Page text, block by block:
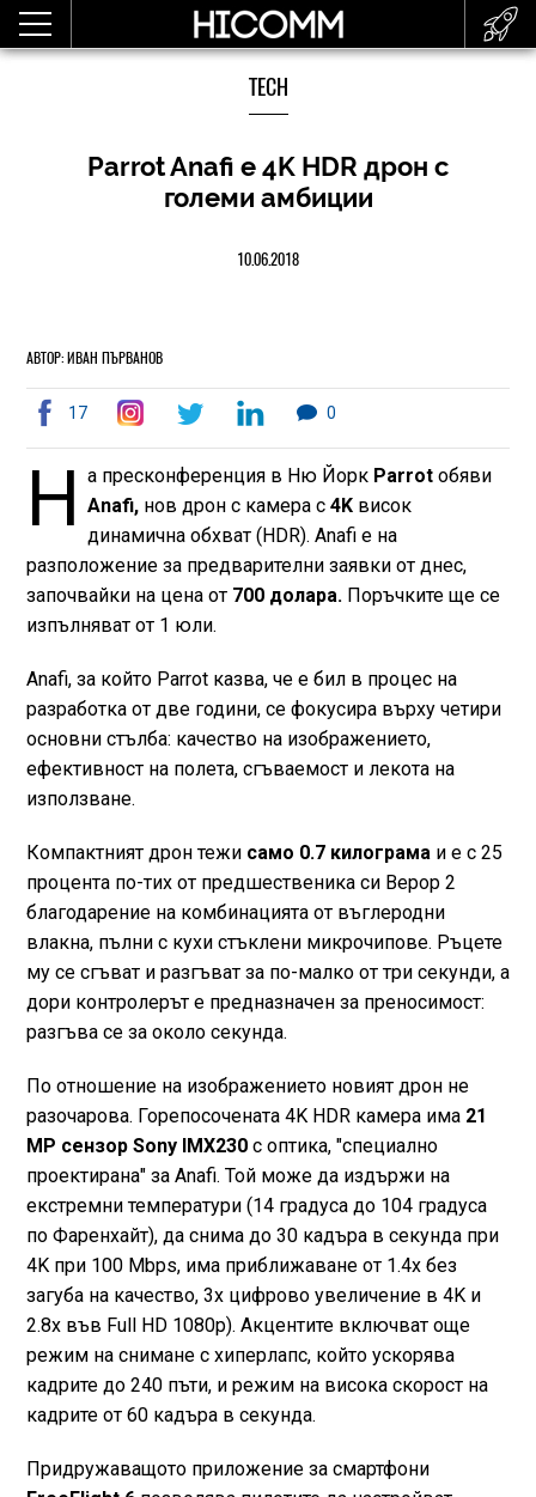
TECH
Parrot Anafi е 4K HDR дрон с
големи амбиции
10.06.2018
АВТОР: ИВАН ПЪРВАНОВ
17 0
Н а пресконференция в Ню Йорк Parrot обяви
Anafi, нов дрон с камера с4K висок
динамична обхват (HDR). Anafi е на
разположение за предварителни заявки от днес,
започвайки на цена от 700 долара.Поръчките ще се
изпълняват от 1 юли.
Anafi, за който Parrot казва, че е бил в процес на
разработка от две години, се фокусира върху четири
основни стълба: качество на изображението,
ефективност на полета, сгъваемост и лекота на
използване.
Компактният дрон тежисамо 0.7 килограмаи е с 25
процента по-тих от предшественика си Bepop 2
благодарение на комбинацията от въглеродни
влакна, пълни с кухи стъклени микрочипове. Ръцете
му се сгъват и разгъват за по-малко от три секунди, а
дори контролерът е предназначен за преносимост:
разгъва се за около секунда.
По отношение на изображението новият дрон не
разочарова. Горепосочената 4K HDR камера има21
MP сензор Sony IMX230с оптика, "специално
проектирана" за Anafi. Той може да издържи на
екстремни температури (14 градуса до 104 градуса
по Фаренхайт), да снима до 30 кадъра в секунда при
4K при 100 Mbps, има приближаване от 1.4x без
загуба на качество, 3x цифрово увеличение в 4K и
2.8x във Full HD 1080p). Акцентите включват още
режим на снимане с хиперлапс, който ускорява
кадрите до 240 пъти, и режим на висока скорост на
кадрите от 60 кадъра в секунда.
Придружаващото приложение за смартфони